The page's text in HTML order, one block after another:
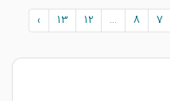
7
8
...
12
13
›